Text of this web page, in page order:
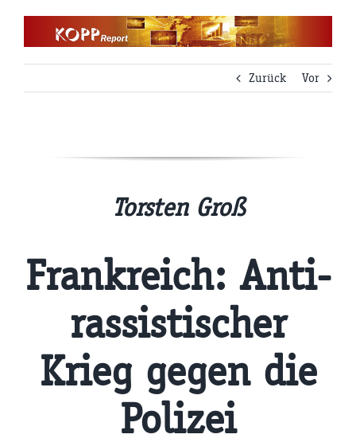
Zurück
Vor
Torsten Groß
Frankreich: Anti-
rassistischer
Krieg gegen die
Polizei